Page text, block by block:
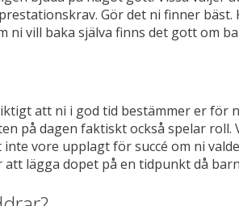
Gör det ni finner
ni vill baka själva finns det gott om
att ni i god tid bestämmer er för
på dagen faktiskt också spelar
vore upplagt för succé om ni
lägga dopet på en tidpunkt då